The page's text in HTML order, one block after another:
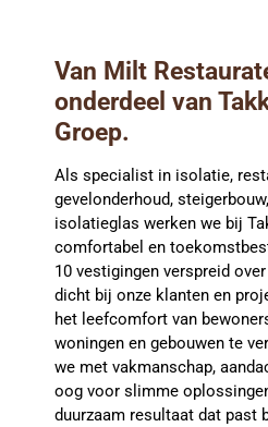
Van Milt
onderdeel van
Groep.
Als specialist in isolatie,
gevelonderhoud,
isolatieglas werken we bij
comfortabel en
10 vestigingen verspreid
dicht bij onze klanten en
het leefcomfort van
woningen en gebouwen te
we met vakmanschap,
oog voor slimme
duurzaam resultaat dat past